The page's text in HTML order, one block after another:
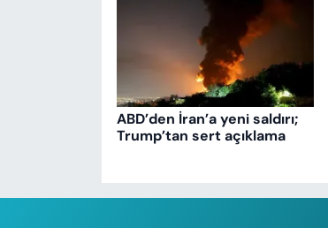
ABD’den İran’a yeni saldırı;
Trump’tan sert açıklama